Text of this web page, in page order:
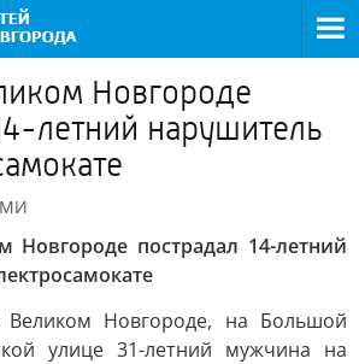
Новгороде
летний нарушитель
пострадал 14-летний
Новгороде, на Большой
улице 31-летний мужчина на